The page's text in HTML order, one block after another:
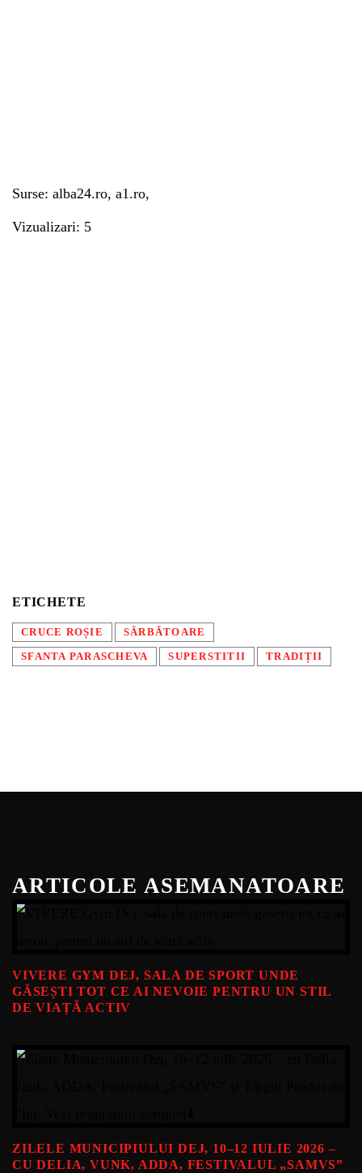
Surse: alba24.ro, a1.ro,
Vizualizari: 5
ETICHETE
CRUCE ROȘIE SĂRBĂTOARE
SFANTA PARASCHEVA SUPERSTITII TRADIȚII
ARTICOLE ASEMANATOARE
VIVERE GYM DEJ, SALA DE SPORT UNDE
GĂSEȘTI TOT CE AI NEVOIE PENTRU UN STIL
DE VIAȚĂ ACTIV
ZILELE MUNICIPIULUI DEJ, 10–12 IULIE 2026 –
CU DELIA, VUNK, ADDA, FESTIVALUL „SAMVS”